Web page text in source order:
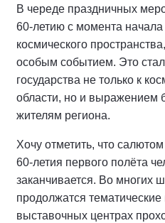
В череде праздничных
60-летию с момента
космического
особым событием. Это
государства не только к
области, но и выражением
жителям региона.
Хочу отметить, что
60-летия первого полёта
заканчивается. Во многих
продолжатся
выставочных центрах